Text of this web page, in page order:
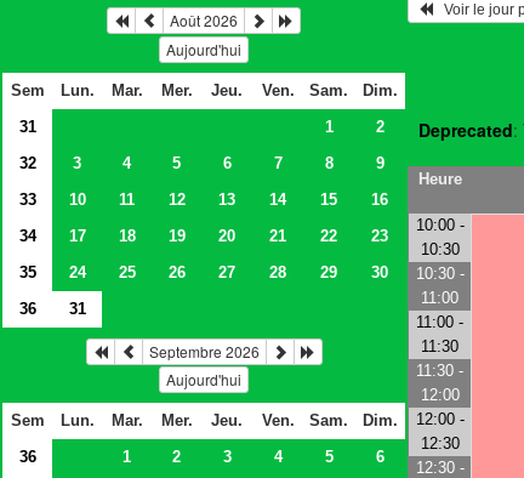
Août 2026
Aujourd'hui
Sem Lun. Mar. Mer. Jeu. Ven. Sam.
Dim.
31
1
2
32
3 4 5 6 7 8
9
33
10 11 12 13 14 15
16
34
17 18 19 20 21 22
23
35
24 25 26 27 28 29
30
36
31
Septembre 2026
Aujourd'hui
Sem Lun. Mar. Mer. Jeu. Ven. Sam.
Dim.
36
1 2 3 4 5
6
Voir le
Deprecated:
Heure
10:00 -
10:30
10:30 -
11:00
11:00 -
11:30
11:30 -
12:00
12:00 -
12:30
12:30 -